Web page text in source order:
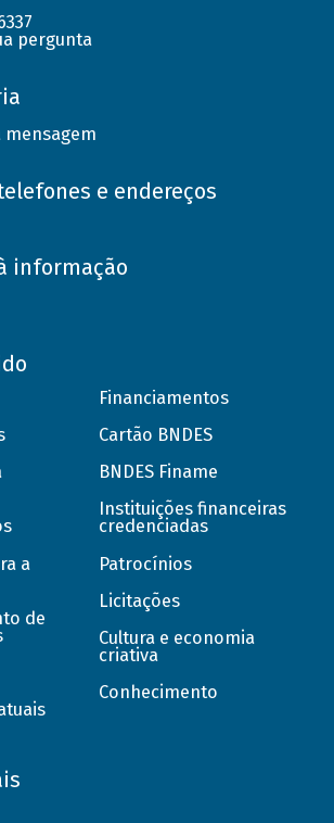
pergunta
mensagem
e endereços
informação
a
de
Financiamentos
Cartão BNDES
BNDES Finame
Instituições financeiras
credenciadas
Patrocínios
Licitações
Cultura e economia
criativa
Conhecimento